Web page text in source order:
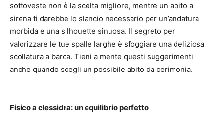
sottoveste non è la scelta migliore, mentre un abito a
sirena ti darebbe lo slancio necessario per un’andatura
morbida e una silhouette sinuosa. Il segreto per
valorizzare le tue spalle larghe è sfoggiare una deliziosa
scollatura a barca. Tieni a mente questi suggerimenti
anche quando scegli un possibile abito da cerimonia.
Fisico a clessidra: un equilibrio perfetto